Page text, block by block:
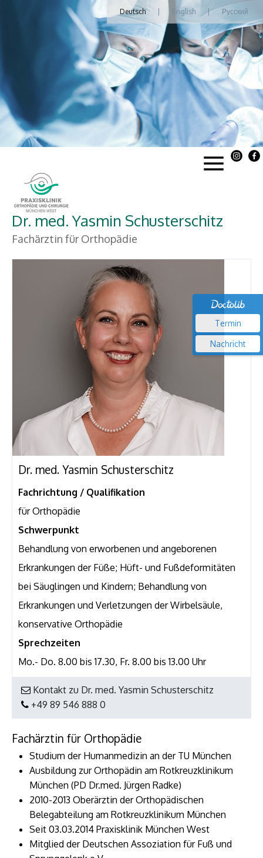
Deutsch English | Русский
Dr. med. Yasmin Schusterschitz
Fachärztin für Orthopädie
Dr. med. Yasmin Schusterschitz
Fachrichtung / Qualifikation
für Orthopädie
Schwerpunkt
Behandlung von erworbenen und angeborenen
Erkrankungen der Füße; Hüft- und Fußdeformitäten
bei Säuglingen und Kindern; Behandlung von
Erkrankungen und Verletzungen der Wirbelsäule,
konservative Orthopädie
Sprechzeiten
Mo.- Do. 8.00 bis 17.30, Fr. 8.00 bis 13.00 Uhr
Kontakt zu Dr. med. Yasmin Schusterschitz
+49 89 546 888 0
Fachärztin für Orthopädie
Studium der Humanmedizin an der TU München
Ausbildung zur Orthopädin am Rotkreuzklinikum
München (PD Dr.med. Jürgen Radke)
2010-2013 Oberärztin der Orthopädischen
Belegabteilung am Rotkreuzklinikum München
Seit 03.03.2014 Praxisklinik München West
Mitglied der Deutschen Assoziation für Fuß und
Termin
Nachricht